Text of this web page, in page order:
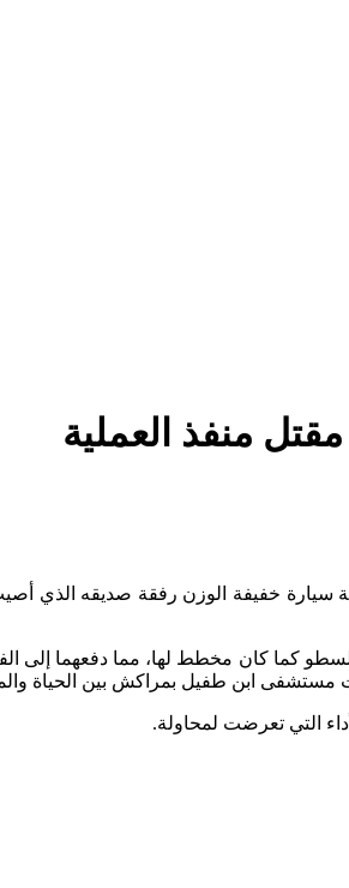
منفذ العملية
فراره بواسطة سيارة خفيفة الوزن رفقة صديقه
كما كان مخطط لها، مما دفعهما إلى
مستشفى ابن طفيل بمراكش بين الحياة
التي تعرضت لمحاولة.